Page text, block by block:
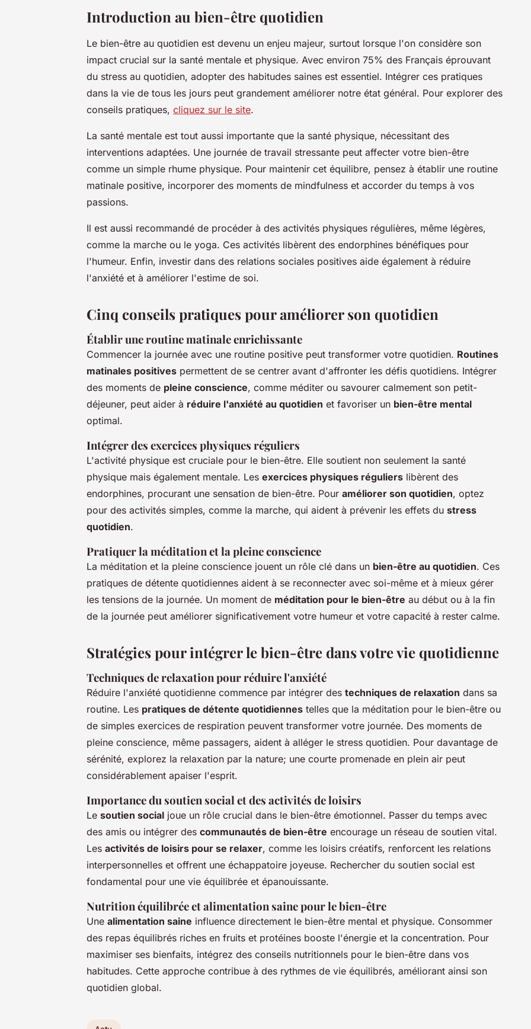
Introduction au bien-être quotidien
Le bien-être au quotidien est devenu un enjeu majeur, surtout lorsque l'on considère son
impact crucial sur la santé mentale et physique. Avec environ 75% des Français éprouvant
du stress au quotidien, adopter des habitudes saines est essentiel. Intégrer ces pratiques
dans la vie de tous les jours peut grandement améliorer notre état général. Pour explorer des
conseils pratiques, cliquez sur le site.
La santé mentale est tout aussi importante que la santé physique, nécessitant des
interventions adaptées. Une journée de travail stressante peut affecter votre bien-être
comme un simple rhume physique. Pour maintenir cet équilibre, pensez à établir une routine
matinale positive, incorporer des moments de mindfulness et accorder du temps à vos
passions.
Il est aussi recommandé de procéder à des activités physiques régulières, même légères,
comme la marche ou le yoga. Ces activités libèrent des endorphines bénéfiques pour
l'humeur. Enfin, investir dans des relations sociales positives aide également à réduire
l'anxiété et à améliorer l'estime de soi.
Cinq conseils pratiques pour améliorer son quotidien
Établir une routine matinale enrichissante
Commencer la journée avec une routine positive peut transformer votre quotidien. Routines
matinales positives permettent de se centrer avant d'affronter les défis quotidiens. Intégrer
des moments de pleine conscience, comme méditer ou savourer calmement son petit-
déjeuner, peut aider à réduire l'anxiété au quotidien et favoriser un bien-être mental
optimal.
Intégrer des exercices physiques réguliers
L'activité physique est cruciale pour le bien-être. Elle soutient non seulement la santé
physique mais également mentale. Les exercices physiques réguliers libèrent des
endorphines, procurant une sensation de bien-être. Pour améliorer son quotidien, optez
pour des activités simples, comme la marche, qui aident à prévenir les effets du stress
quotidien.
Pratiquer la méditation et la pleine conscience
La méditation et la pleine conscience jouent un rôle clé dans un bien-être au quotidien. Ces
pratiques de détente quotidiennes aident à se reconnecter avec soi-même et à mieux gérer
les tensions de la journée. Un moment de méditation pour le bien-être au début ou à la fin
de la journée peut améliorer significativement votre humeur et votre capacité à rester calme.
Stratégies pour intégrer le bien-être dans votre vie quotidienne
Techniques de relaxation pour réduire l'anxiété
Réduire l'anxiété quotidienne commence par intégrer des techniques de relaxation dans sa
routine. Les pratiques de détente quotidiennes telles que la méditation pour le bien-être ou
de simples exercices de respiration peuvent transformer votre journée. Des moments de
pleine conscience, même passagers, aident à alléger le stress quotidien. Pour davantage de
sérénité, explorez la relaxation par la nature; une courte promenade en plein air peut
considérablement apaiser l'esprit.
Importance du soutien social et des activités de loisirs
Le soutien social joue un rôle crucial dans le bien-être émotionnel. Passer du temps avec
des amis ou intégrer des communautés de bien-être encourage un réseau de soutien vital.
Les activités de loisirs pour se relaxer, comme les loisirs créatifs, renforcent les relations
interpersonnelles et offrent une échappatoire joyeuse. Rechercher du soutien social est
fondamental pour une vie équilibrée et épanouissante.
Nutrition équilibrée et alimentation saine pour le bien-être
Une alimentation saine influence directement le bien-être mental et physique. Consommer
des repas équilibrés riches en fruits et protéines booste l'énergie et la concentration. Pour
maximiser ses bienfaits, intégrez des conseils nutritionnels pour le bien-être dans vos
habitudes. Cette approche contribue à des rythmes de vie équilibrés, améliorant ainsi son
quotidien global.